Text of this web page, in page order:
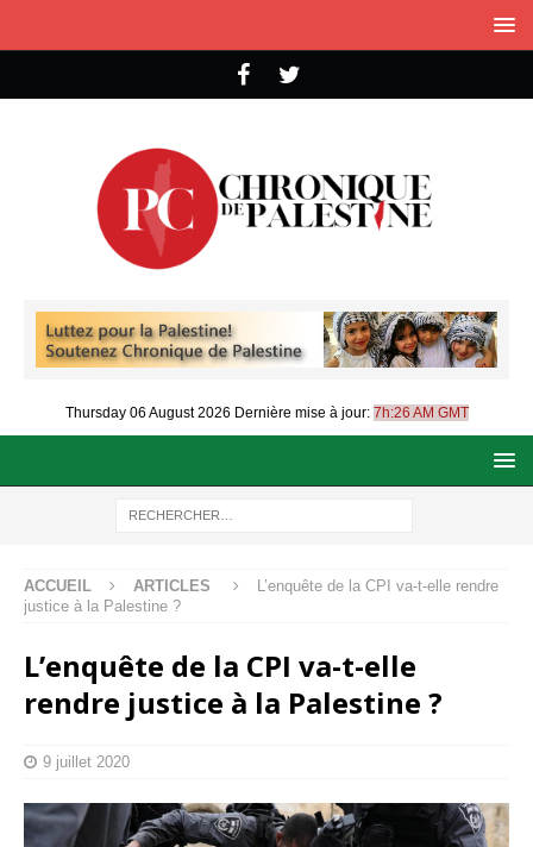
Thursday 06 August 2026 Dernière mise à jour: 7h:26 AM GMT
ACCUEIL ARTICLES
L’enquête de la CPI va-t-elle rendre
justice à la Palestine ?
L’enquête de la CPI va-t-elle
rendre justice à la Palestine ?
9 juillet 2020